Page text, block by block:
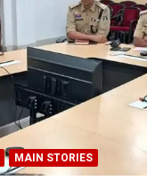
MAIN STORIES